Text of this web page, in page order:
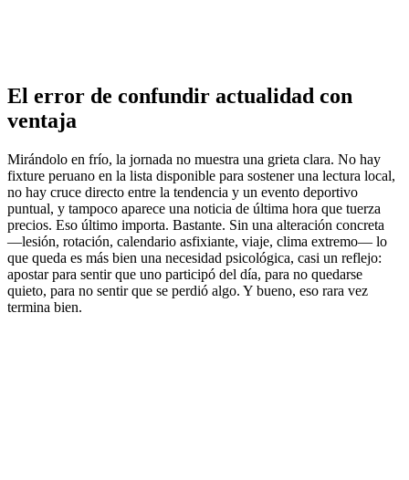
El error de confundir actualidad con
ventaja
Mirándolo en frío, la jornada no muestra una grieta clara. No hay
fixture peruano en la lista disponible para sostener una lectura local,
no hay cruce directo entre la tendencia y un evento deportivo
puntual, y tampoco aparece una noticia de última hora que tuerza
precios. Eso último importa. Bastante. Sin una alteración concreta
—lesión, rotación, calendario asfixiante, viaje, clima extremo— lo
que queda es más bien una necesidad psicológica, casi un reflejo:
apostar para sentir que uno participó del día, para no quedarse
quieto, para no sentir que se perdió algo. Y bueno, eso rara vez
termina bien.